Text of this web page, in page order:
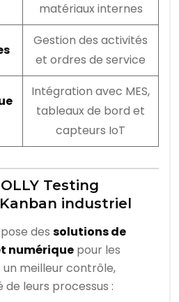
matériaux internes
Gestion des activités
et ordres de service
Intégration avec MES,
tableaux de bord et
capteurs IoT
Testing
industriel
des solutions de
numérique pour les
meilleur contrôle,
leurs processus :